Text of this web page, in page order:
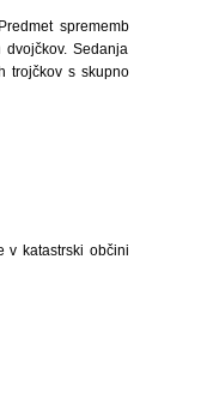
sprememb
Sedanja
trojčkov s skupno
v katastrski občini